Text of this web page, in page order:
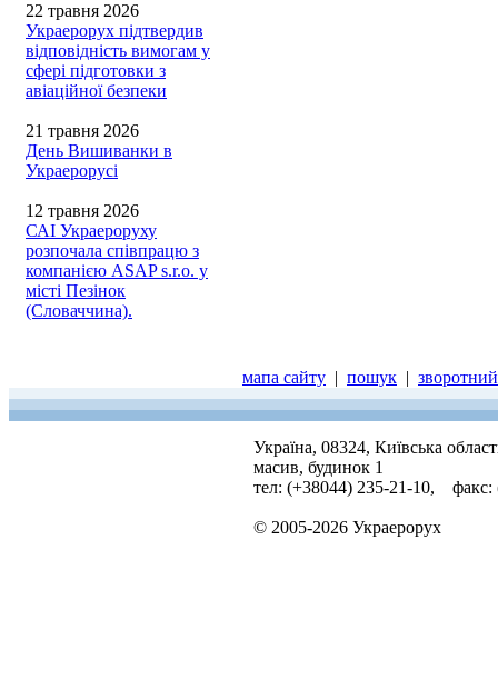
22 травня 2026
Украерорух підтвердив
відповідність вимогам у
сфері підготовки з
авіаційної безпеки
21 травня 2026
День Вишиванки в
Украерорусі
12 травня 2026
САІ Украероруху
розпочала співпрацю з
компанією ASAP s.r.o. у
місті Пезінок
(Словаччина).
мапа сайту | пошук |
Україна, 08324, Київська
масив, будинок 1
тел: (+38044) 235-21-10, факс:
© 2005-2026 Украерорух